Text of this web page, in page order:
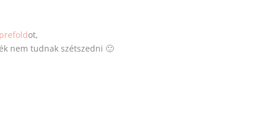
prefoldot,
nem tudnak szétszedni 🙂